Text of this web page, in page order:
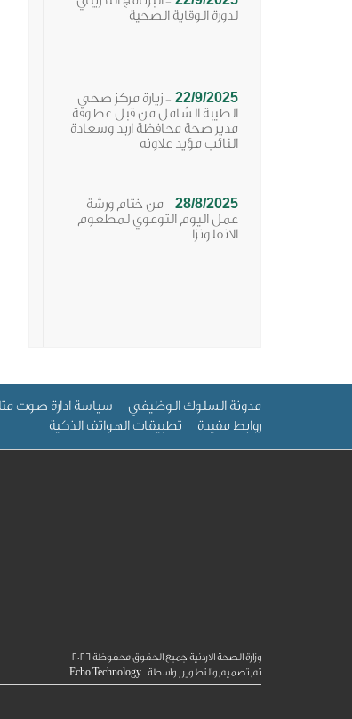
لدورة الوقاية الصحية
22/9/2025
- زيارة مركز صحي
الطيبة الشامل من قبل عطوفة
مدير صحة محافظة اربد وسعادة
النائب مؤيد علاونه
28/8/2025
- من ختام ورشة
عمل اليوم التوعوي لمطعوم
الانفلونزا
مدونة السلوك الوظيفي سياسة ادارة صوت
روابط مفيدة
تطبيقات الهواتف الذكية
وزارة الصحة الاردنية جميع الحقوق محفوظة 2026
تم تصميم والتطوير بواسطة Echo Technology